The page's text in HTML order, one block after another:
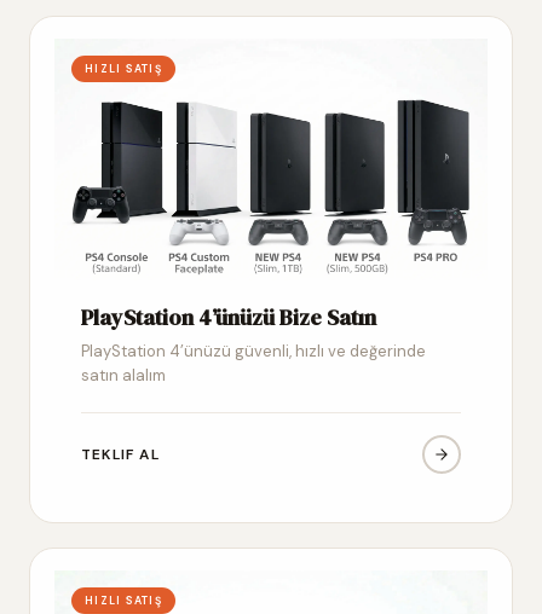
HIZLI SATIŞ
PlayStation 4’ünüzü Bize Satın
PlayStation 4’ünüzü güvenli, hızlı ve değerinde
satın alalım
TEKLIF AL
HIZLI SATIŞ